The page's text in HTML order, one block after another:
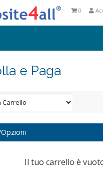
0
e Paga
Il tuo carrello è